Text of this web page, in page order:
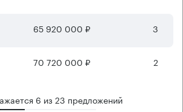
65 920 000 ₽ 3
70 720 000 ₽ 2
6 из23 предложений